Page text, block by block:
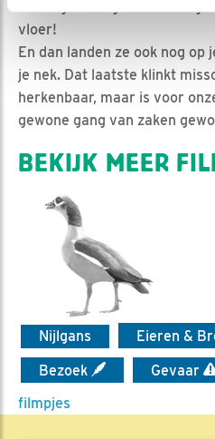
vloer!
En dan landen ze ook nog op
je nek. Dat laatste klinkt
herkenbaar, maar is voor
gewone gang van zaken
BEKIJK MEER
Nijlgans
Eieren &
Bezoek
Gevaar
filmpjes